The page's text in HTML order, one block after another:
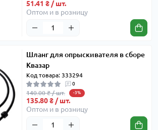
51.41 ₴ / шт.
Оптом и в розницу
Шланг для опрыскивателя в сборе
Квазар
Код товара: 333294
0
140.00 ₴ / шт. -3%
135.80 ₴ / шт.
Оптом и в розницу